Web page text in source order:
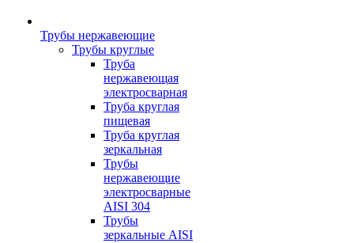
Трубы нержавеющие
Трубы круглые
Труба
нержавеющая
электросварная
Труба круглая
пищевая
Труба круглая
зеркальная
Трубы
нержавеющие
электросварные
AISI 304
Трубы
зеркальные AISI